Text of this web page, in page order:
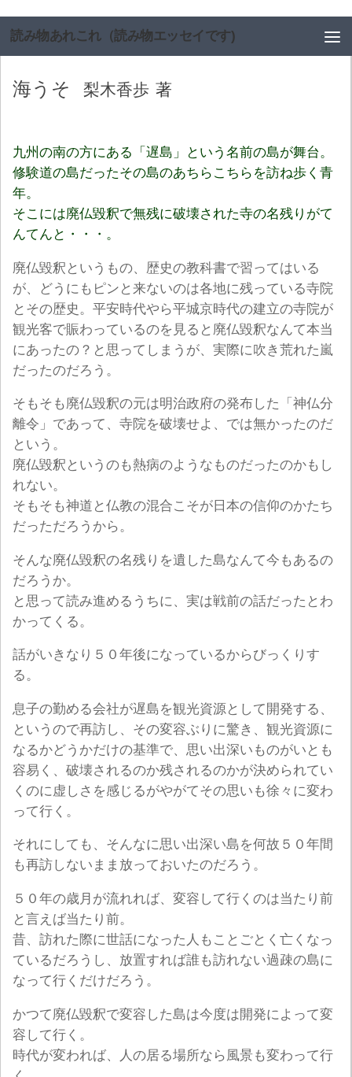
読み物あれこれ（読み物エッセイです)
海うそ 梨木香歩 著
九州の南の方にある「遅島」という名前の島が舞台。
修験道の島だったその島のあちらこちらを訪ね歩く青
年。
そこには廃仏毀釈で無残に破壊された寺の名残りがて
んてんと・・・。
廃仏毀釈というもの、歴史の教科書で習ってはいる
が、どうにもピンと来ないのは各地に残っている寺院
とその歴史。平安時代やら平城京時代の建立の寺院が
観光客で賑わっているのを見ると廃仏毀釈なんて本当
にあったの？と思ってしまうが、実際に吹き荒れた嵐
だったのだろう。
そもそも廃仏毀釈の元は明治政府の発布した「神仏分
離令」であって、寺院を破壊せよ、では無かったのだ
という。
廃仏毀釈というのも熱病のようなものだったのかもし
れない。
そもそも神道と仏教の混合こそが日本の信仰のかたち
だっただろうから。
そんな廃仏毀釈の名残りを遺した島なんて今もあるの
だろうか。
と思って読み進めるうちに、実は戦前の話だったとわ
かってくる。
話がいきなり５０年後になっているからびっくりす
る。
息子の勤める会社が遅島を観光資源として開発する、
というので再訪し、その変容ぶりに驚き、観光資源に
なるかどうかだけの基準で、思い出深いものがいとも
容易く、破壊されるのか残されるのかが決められてい
くのに虚しさを感じるがやがてその思いも徐々に変わ
って行く。
それにしても、そんなに思い出深い島を何故５０年間
も再訪しないまま放っておいたのだろう。
５０年の歳月が流れれば、変容して行くのは当たり前
と言えば当たり前。
昔、訪れた際に世話になった人もことごとく亡くなっ
ているだろうし、放置すれば誰も訪れない過疎の島に
なって行くだけだろう。
かつて廃仏毀釈で変容した島は今度は開発によって変
容して行く。
時代が変われば、人の居る場所なら風景も変わって行